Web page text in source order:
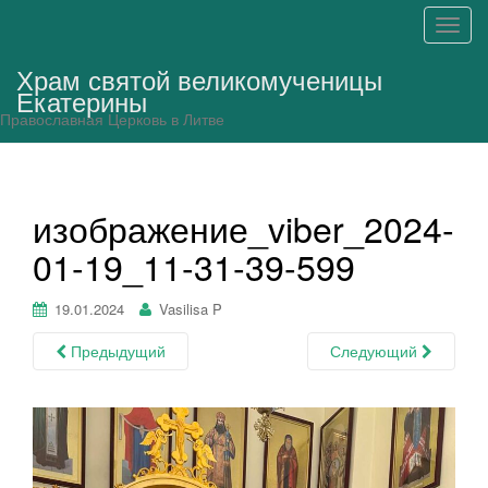
П
/
н
Храм святой великомученицы
Екатерины
Православная Церковь в Литве
изображение_viber_2024-
01-19_11-31-39-599
19.01.2024 Vasilisa P
Предыдущий Следующий